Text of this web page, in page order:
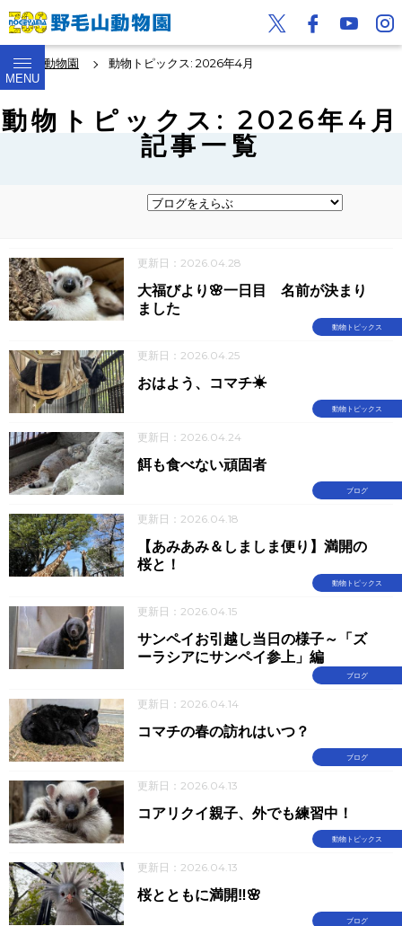
MENU
野毛山動物園 動物トピックス: 2026年4月
動物トピックス: 2026年4月
記事一覧
更新日：2026.04.28
動物トピックス
大福びより🌸一日目 名前が決まり
ました
更新日：2026.04.25
動物トピックス
おはよう、コマチ☀
更新日：2026.04.24
ブログ
餌も食べない頑固者
更新日：2026.04.18
動物トピックス
【あみあみ＆しましま便り】満開の
桜と！
更新日：2026.04.15
ブログ
サンペイお引越し当日の様子～「ズ
ーラシアにサンペイ参上」編
更新日：2026.04.14
ブログ
コマチの春の訪れはいつ？
更新日：2026.04.13
動物トピックス
コアリクイ親子、外でも練習中！
更新日：2026.04.13
ブログ
桜とともに満開‼🌸